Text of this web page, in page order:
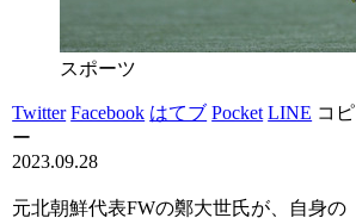
スポーツ
Twitter Facebook はてブ Pocket LINE コピ
ー
2023.09.28
元北朝鮮代表FWの鄭大世氏が、自身の